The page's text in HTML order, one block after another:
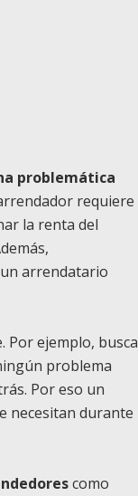
problemática
requiere
la renta del
arrendatario
Por ejemplo, busca
problema
Por eso un
necesitan durante
como